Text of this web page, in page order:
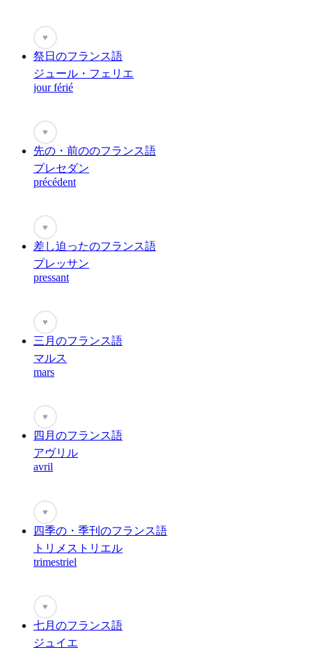
♥
祭日のフランス語
ジュール・フェリエ
jour férié
♥
先の・前ののフランス語
プレセダン
précédent
♥
差し迫ったのフランス語
プレッサン
pressant
♥
三月のフランス語
マルス
mars
♥
四月のフランス語
アヴリル
avril
♥
四季の・季刊のフランス語
トリメストリエル
trimestriel
♥
七月のフランス語
ジュイエ